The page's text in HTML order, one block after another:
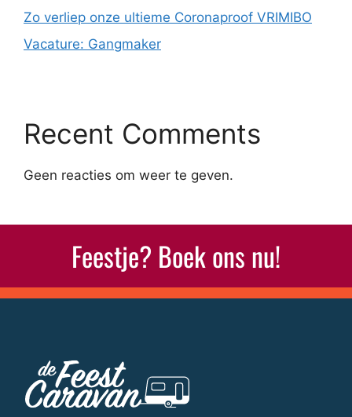
Zo verliep onze ultieme Coronaproof VRIMIBO
Vacature: Gangmaker
Recent Comments
Geen reacties om weer te geven.
Feestje? Boek ons nu!